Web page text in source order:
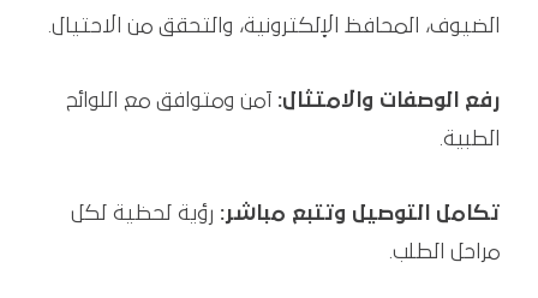
الضيوف، المحافظ الإلكترونية، والتحقق من الاحتيال.
رفع الوصفات والامتثال: آمن ومتوافق مع اللوائح
الطبية.
تكامل التوصيل وتتبع مباشر: رؤية لحظية لكل
مراحل الطلب.